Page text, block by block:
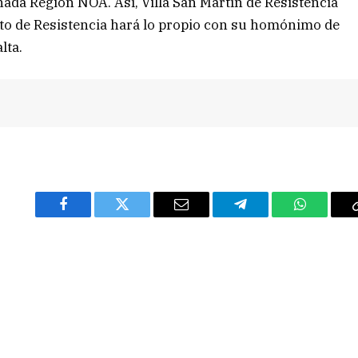
de Resistencia hará lo propio con su homónimo de
Facebook Twitter Email Telegram